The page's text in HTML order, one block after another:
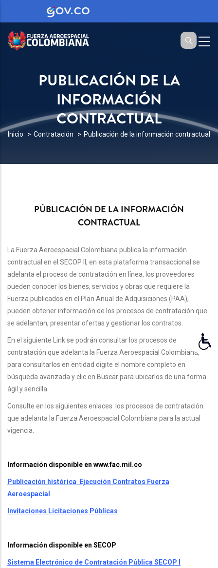
PUBLICACIÓN DE LA
INFORMACIÓN
CONTRACTUAL
SOBRESCRIBIR
DE
NAVEGACIÓN
Inicio Contratación Publicación de la información contractual
PÚBLICACIÓN DE LA INFORMACIÓN
CONTRACTUAL
La Fuerza Aeroespacial Colombiana publica la información
contractual en el SECOP II, en esta plataforma transaccional se
adelanta el proceso de contratación en línea, los proveedores
pueden conocer los bienes, servicios y obras que requiere la
Fuerza publicados en el Plan Anual de Adquisiciones (PAA),
pueden obtener información de los procesos de contratación que
se adelantan, presentar ofertas y gestionar los contratos.
En el siguiente Link se podrán consultar los procesos de
contratación que adelanta la Fuerza Aeroespacial Colombiana,
para consultarlos en entidad digite el nombre completo en
búsqueda avanzada y clic en Buscar para ubicarlos de una forma
ágil y sencilla.
Consulte en los siguientes enlaces
los procesos de contratación
que adelanta la Fuerza Aeroespacial Colombiana para la actual
vigencia.
Información disponible en www.fac.mil.co
Publicación histórica Ejecución Contratos Fuerza
Aeroespacial
Invitaciones Licitaciones Públicas
Información disponible en SECOP
Sistema Electrónico de Contratación Pública SECOP I